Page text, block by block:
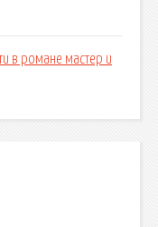
в романе мастер и